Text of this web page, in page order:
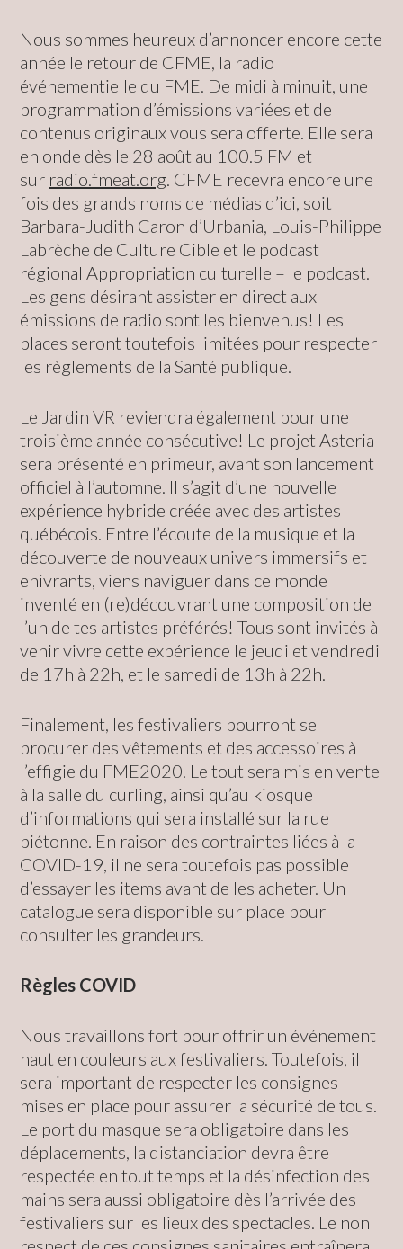
Nous sommes heureux d’annoncer encore cette
année le retour de CFME, la radio
événementielle du FME. De midi à minuit, une
programmation d’émissions variées et de
contenus originaux vous sera offerte. Elle sera
en onde dès le 28 août au 100.5 FM et
sur radio.fmeat.org . CFME recevra encore une
fois des grands noms de médias d’ici, soit
Barbara-Judith Caron d’Urbania, Louis-Philippe
Labrèche de Culture Cible et le podcast
régional Appropriation culturelle – le podcast.
Les gens désirant assister en direct aux
émissions de radio sont les bienvenus! Les
places seront toutefois limitées pour respecter
les règlements de la Santé publique.
Le Jardin VR reviendra également pour une
troisième année consécutive! Le projet Asteria
sera présenté en primeur, avant son lancement
officiel à l’automne. Il s’agit d’une nouvelle
expérience hybride créée avec des artistes
québécois. Entre l’écoute de la musique et la
découverte de nouveaux univers immersifs et
enivrants, viens naviguer dans ce monde
inventé en (re)découvrant une composition de
l’un de tes artistes préférés! Tous sont invités à
venir vivre cette expérience le jeudi et vendredi
de 17h à 22h, et le samedi de 13h à 22h.
Finalement, les festivaliers pourront se
procurer des vêtements et des accessoires à
l’effigie du FME2020. Le tout sera mis en vente
à la salle du curling, ainsi qu’au kiosque
d’informations qui sera installé sur la rue
piétonne. En raison des contraintes liées à la
COVID-19, il ne sera toutefois pas possible
d’essayer les items avant de les acheter. Un
catalogue sera disponible sur place pour
consulter les grandeurs.
Règles COVID
Nous travaillons fort pour offrir un événement
haut en couleurs aux festivaliers. Toutefois, il
sera important de respecter les consignes
mises en place pour assurer la sécurité de tous.
Le port du masque sera obligatoire dans les
déplacements, la distanciation devra être
respectée en tout temps et la désinfection des
mains sera aussi obligatoire dès l’arrivée des
festivaliers sur les lieux des spectacles. Le non